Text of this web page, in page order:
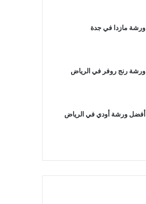
ورشة مازدا في جدة
ورشة رنج روفر في الرياض
أفضل ورشة أودي في الرياض